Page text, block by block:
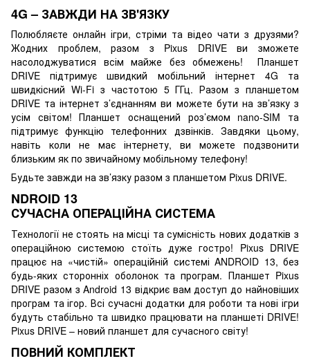
4G – ЗАВЖДИ НА ЗВ'ЯЗКУ
Полюбляєте онлайн ігри, стріми та відео чати з друзями?
Жодних проблем, разом з Pixus DRIVE ви зможете
насолоджуватися всім майже без обмежень! Планшет
DRIVE підтримує швидкий мобільний інтернет 4G та
швидкісний Wi-Fi з частотою 5 ГГц. Разом з планшетом
DRIVE та інтернет з’єднанням ви можете бути на зв’язку з
усім світом! Планшет оснащений роз’ємом nano-SIM та
підтримує функцію телефонних дзвінків. Завдяки цьому,
навіть коли не має інтернету, ви можете подзвонити
близьким як по звичайному мобільному телефону!
Будьте завжди на зв’язку разом з планшетом Pixus DRIVE.
NDROID 13
СУЧАСНА ОПЕРАЦІЙНА СИСТЕМА
Технології не стоять на місці та сумісність нових додатків з
операційною системою стоїть дуже гостро! Pixus DRIVE
працює на «чистій» операційній системі ANDROID 13, без
будь-яких сторонніх оболонок та програм. Планшет Pixus
DRIVE разом з Android 13 відкриє вам доступ до найновіших
програм та ігор. Всі сучасні додатки для роботи та нові ігри
будуть стабільно та швидко працювати на планшеті DRIVE!
Pixus DRIVE – новий планшет для сучасного світу!
ПОВНИЙ КОМПЛЕКТ